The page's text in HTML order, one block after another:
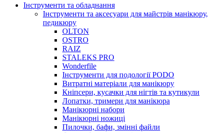
Інструменти та обладнання
Інструменти та аксесуари для майстрів манікюру,
педикюру
OLTON
OSTRO
RAIZ
STALEKS PRO
Wonderfile
Інструменти для подології PODO
Витратні матеріали для манікюру
Кніпсери, кусачки для нігтів та кутикули
Лопатки, тримери для манікюра
Манікюрні набори
Манікюрні ножиці
Пилочки, бафи, змінні файли